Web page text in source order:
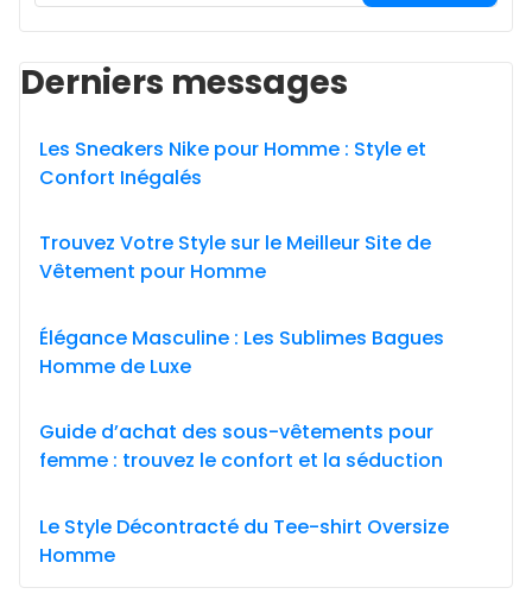
Derniers messages
Les Sneakers Nike pour Homme : Style et
Confort Inégalés
Trouvez Votre Style sur le Meilleur Site de
Vêtement pour Homme
Élégance Masculine : Les Sublimes Bagues
Homme de Luxe
Guide d’achat des sous-vêtements pour
femme : trouvez le confort et la séduction
Le Style Décontracté du Tee-shirt Oversize
Homme